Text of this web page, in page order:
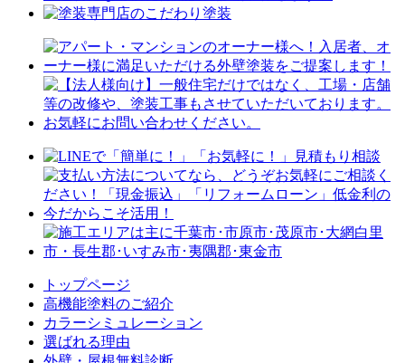
トップページ
⾼機能塗料のご紹介
カラーシミュレーション
選ばれる理由